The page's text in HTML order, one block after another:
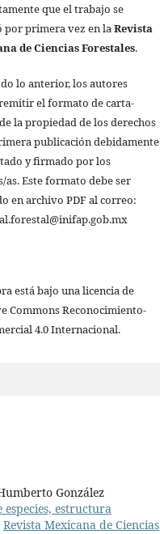
que el trabajo se
por primera vez en laRevista
de Ciencias Forestales.
lo anterior, los autores
el formato de carta-
la propiedad de los derechos
publicación debidamente
y firmado por los
as. Este formato debe ser
en archivo PDF al correo:
está bajo una licencia de
Commons Reconocimiento-
4.0 Internacional.
González
especies, estructura
Revista Mexicana de Ciencias